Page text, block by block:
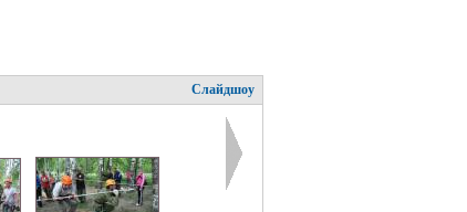
Слайдшоу